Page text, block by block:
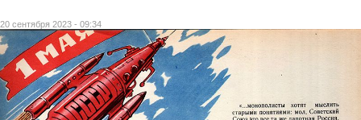
20 сентября 2023 - 09:34